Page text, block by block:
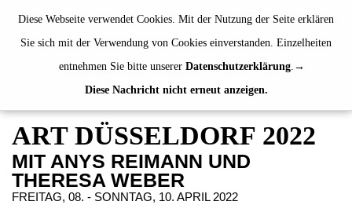
Diese Webseite verwendet Cookies. Mit der Nutzung der Seite erklären
Sie sich mit der Verwendung von Cookies einverstanden. Einzelheiten
entnehmen Sie bitte unserer Datenschutzerklärung.
Diese Nachricht nicht erneut anzeigen.
de | en
AUSSTELLUNGEN
VERANSTALTUNGEN
JAHRESGABEN
PUBLIKATIONEN
ÜBER UNS
ART DÜSSELDORF 2022
MIT ANYS REIMANN UND
THERESA WEBER
FREITAG, 08. - SONNTAG, 10. APRIL 2022